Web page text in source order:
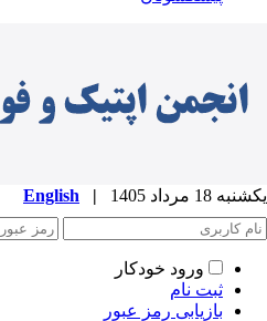
18 مرداد 1405 |
English
ورود خودکار
ثبت نام
بازیابی رمز عبور